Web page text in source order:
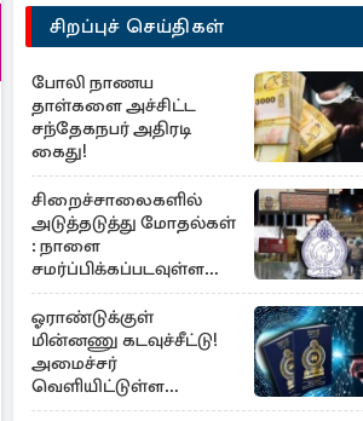
சிறப்புச் செய்திகள்
போலி நாணய
தாள்களை அச்சிட்ட
சந்தேகநபர் அதிரடி
கைது!
சிறைச்சாலைகளில்
அடுத்தடுத்து மோதல்கள்
: நாளை
சமர்ப்பிக்கப்படவுள்ள
அறிக்கை
ஓராண்டுக்குள்
மின்னணு கடவுச்சீட்டு!
அமைச்சர்
வெளியிட்டுள்ள
அறிவிப்பு